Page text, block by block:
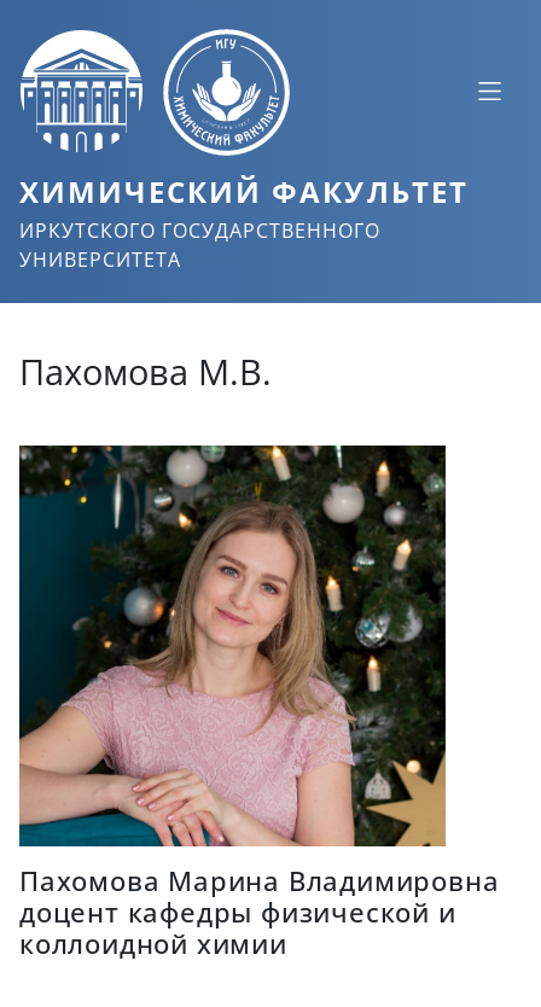
ХИМИЧЕСКИЙ ФАКУЛЬТЕТ
ИРКУТСКОГО ГОСУДАРСТВЕННОГО
УНИВЕРСИТЕТА
Пахомова М.В.
Пахомова Марина Владимировна
доцент кафедры физической и
коллоидной химии